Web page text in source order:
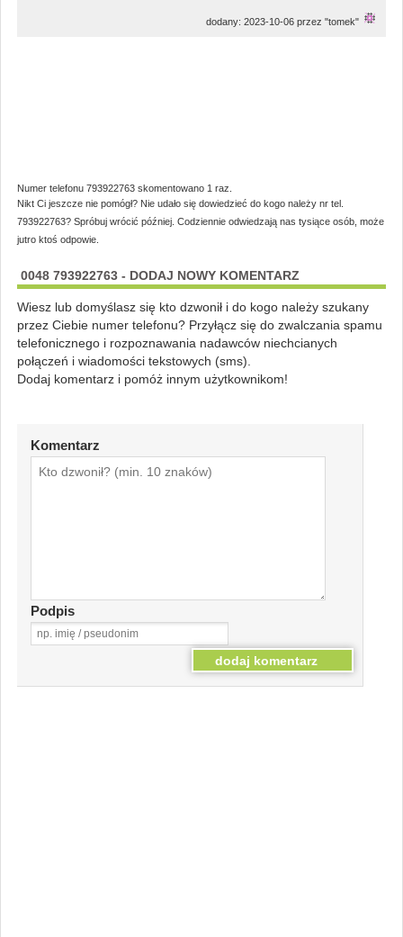
dodany: 2023-10-06 przez "tomek"
Numer telefonu 793922763 skomentowano 1 raz.
Nikt Ci jeszcze nie pomógł? Nie udało się dowiedzieć do kogo należy nr tel.
793922763? Spróbuj wrócić później. Codziennie odwiedzają nas tysiące osób, może
jutro ktoś odpowie.
0048 793922763 - DODAJ NOWY KOMENTARZ
Wiesz lub domyślasz się kto dzwonił i do kogo należy szukany
przez Ciebie numer telefonu? Przyłącz się do zwalczania spamu
telefonicznego i rozpoznawania nadawców niechcianych
połączeń i wiadomości tekstowych (sms).
Dodaj komentarz i pomóż innym użytkownikom!
Komentarz
Podpis